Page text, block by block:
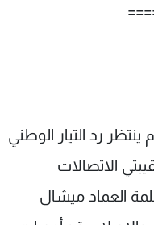
رد التيار الوطني
الاتصالات
العماد ميشال